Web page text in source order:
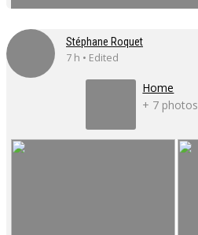
Stéphane Roquet
7 h • Edited
Home
+ 7 photos